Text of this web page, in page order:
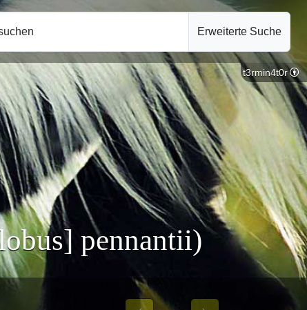
Erweiterte Suche
pennantii)
t3rmin4t0r